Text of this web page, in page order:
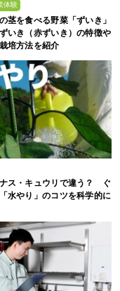
体験
茎を食べる野菜「ずいき」
いき（赤ずいき）の特徴や
培方法を紹介
ナス・キュウリで違う？ ぐ
水やり」のコツを科学的に